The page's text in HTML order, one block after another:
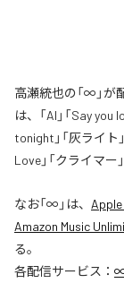
高瀬統也の「∞」
は、「AI」「Say you
tonight」「灰ライト
Love」「クライマ
なお「∞ 」は、
Amazon Music
る。
各配信サービス：